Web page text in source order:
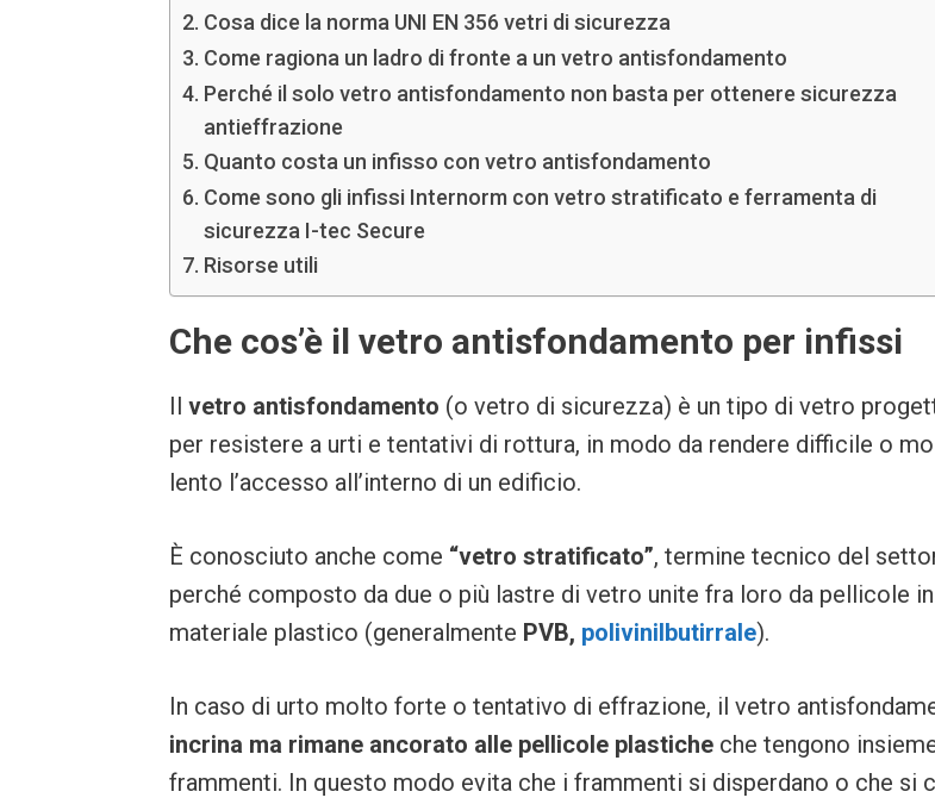
Cosa dice la norma UNI EN 356 vetri di sicurezza
Come ragiona un ladro di fronte a un vetro antisfondamento
Perché il solo vetro antisfondamento non basta per ottenere sicurezza
antieffrazione
Quanto costa un infisso con vetro antisfondamento
Come sono gli infissi Internorm con vetro stratificato e ferramenta di
sicurezza I-tec Secure
Risorse utili
Che cos’è il vetro antisfondamento per infissi
Il vetro antisfondamento (o vetro di sicurezza) è un tipo di vetro
per resistere a urti e tentativi di rottura, in modo da rendere difficile o
lento l’accesso all’interno di un edificio.
È conosciuto anche come “vetro stratificato”, termine tecnico del
perché composto da due o più lastre di vetro unite fra loro da pellicole in
materiale plastico (generalmente PVB, polivinilbutirrale).
In caso di urto molto forte o tentativo di effrazione, il vetro
incrina ma rimane ancorato alle pellicole plastiche che tengono
frammenti. In questo modo evita che i frammenti si disperdano o che si